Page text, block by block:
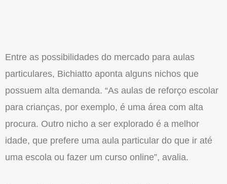
Entre as possibilidades do mercado para aulas
particulares, Bichiatto aponta alguns nichos que
possuem alta demanda. “As aulas de reforço escolar
para crianças, por exemplo, é uma área com alta
procura. Outro nicho a ser explorado é a melhor
idade, que prefere uma aula particular do que ir até
uma escola ou fazer um curso online”, avalia.